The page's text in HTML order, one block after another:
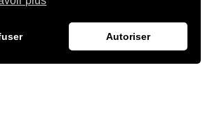
Autoriser